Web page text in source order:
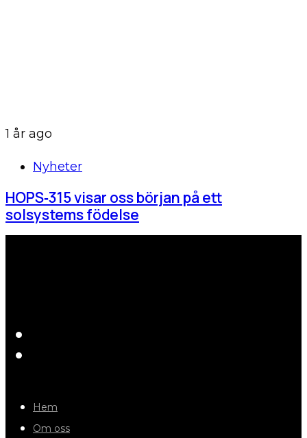
1 år ago
Nyheter
HOPS‑315 visar oss början på ett
solsystems födelse
Hem
Om oss